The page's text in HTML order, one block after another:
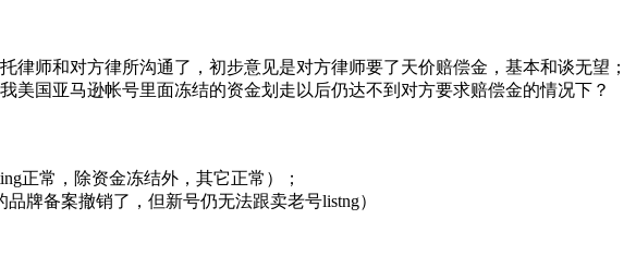
师和对方律所沟通了，初步意见是对方律师要了天价赔偿金，基本和谈无望；
国亚马逊帐号里面冻结的资金划走以后仍达不到对方要求赔偿金的情况下？
正常，除资金冻结外，其它正常）；
牌备案撤销了，但新号仍无法跟卖老号listng）